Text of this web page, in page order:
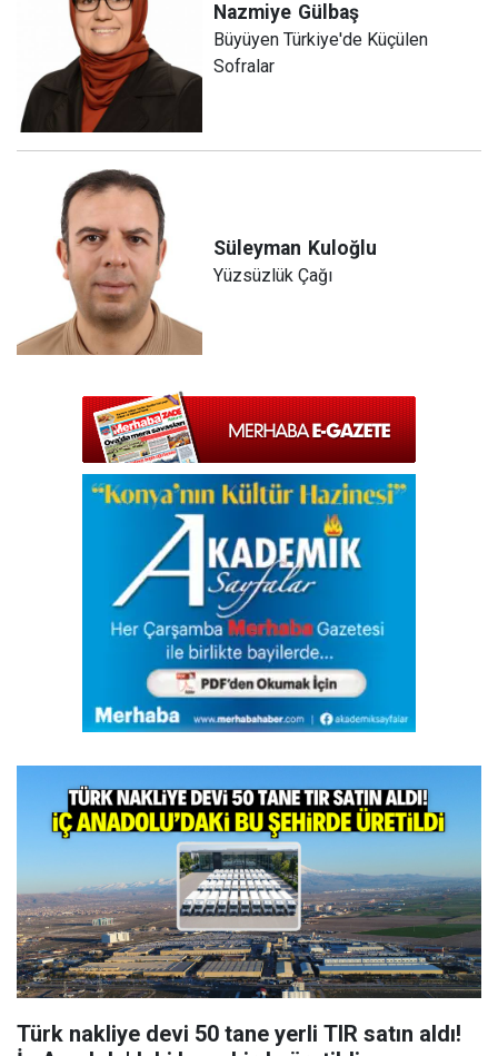
Nazmiye Gülbaş
Büyüyen Türkiye'de Küçülen
Sofralar
Süleyman Kuloğlu
Yüzsüzlük Çağı
Türk nakliye devi 50 tane yerli TIR satın aldı!